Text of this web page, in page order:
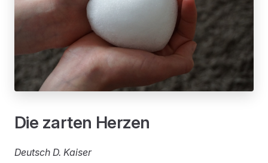
Die zarten Herzen
Deutsch D. Kaiser